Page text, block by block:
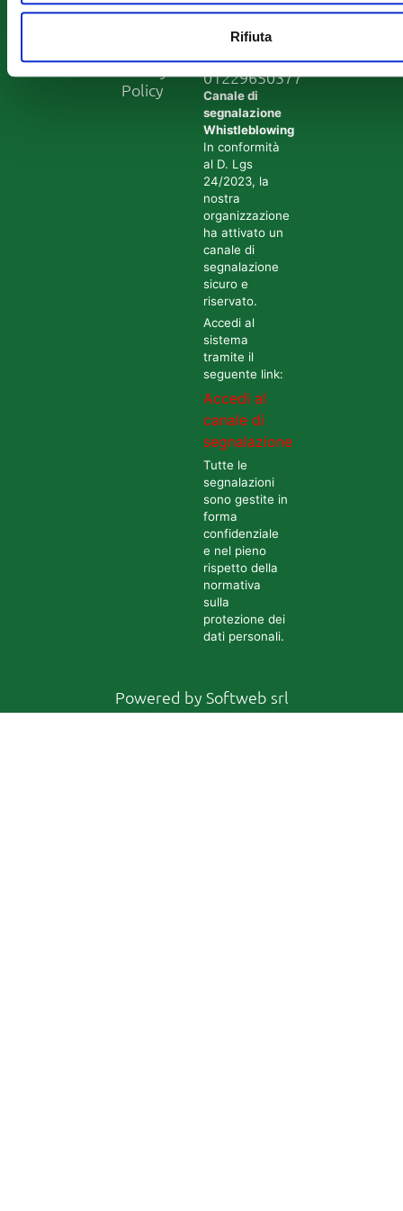
Rifiuta
Mail
Privacy
Policy
info@ant.it
IBAN:
CF
01229650377
Canale di
segnalazione
Whistleblowing
In conformità
al D. Lgs
24/2023, la
nostra
organizzazione
ha attivato un
canale di
segnalazione
sicuro e
riservato.
Accedi al
sistema
tramite il
seguente link:
Accedi al
canale di
segnalazione
Tutte le
segnalazioni
sono gestite in
forma
confidenziale
e nel pieno
rispetto della
normativa
sulla
protezione dei
dati personali.
newsletter
Powered by Softweb srl